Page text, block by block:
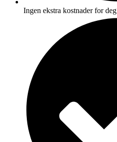
Ingen ekstra kostnader for deg